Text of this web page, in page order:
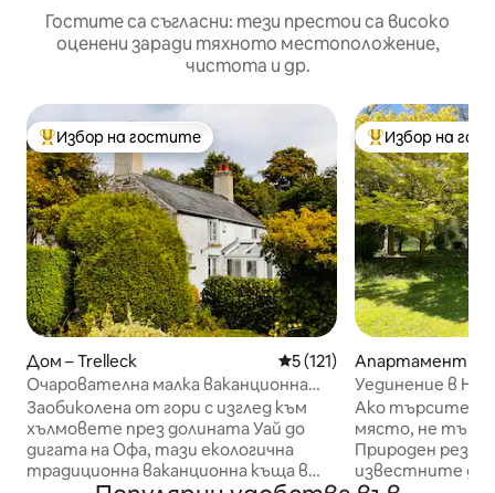
Гостите са съгласни: тези престои са високо
оценени заради тяхното местоположение,
чистота и др.
Най-популярен избор на гостите
Избор на гостите
Дом – Trelleck Средна оценка: 5 от 5,
5 (121)
Очарователна малка ваканционна
къща в долината Уай
Заобиколена от гори с изглед към
хълмовете през долината Уай до
дигата на Офа, тази екологична
традиционна ваканционна къща в
Най-популярен
Избор на
Апартамент за
Gloucestershire
Уединение в
Ако търсите
място, не
Природен
известните